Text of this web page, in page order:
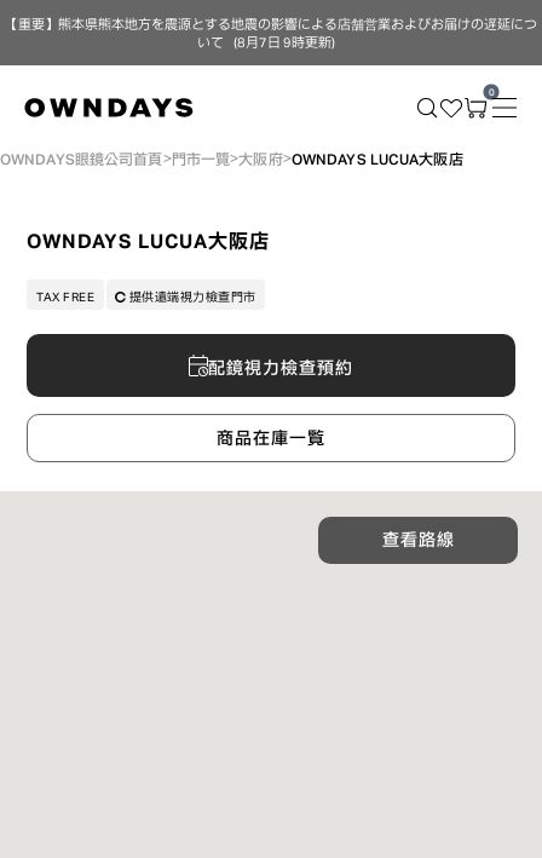
【重要】熊本県熊本地方を震源とする地震の影響による店舗営業およびお届けの遅延につ
いて（8月7日 9時更新）
0
OWNDAYS眼鏡公司首頁 門市一覽 大阪府 OWNDAYS LUCUA大阪店
OWNDAYS LUCUA大阪店
TAX FREE 提供遠端視力檢查門市
配鏡視力檢查預約
商品在庫一覧
查看路線